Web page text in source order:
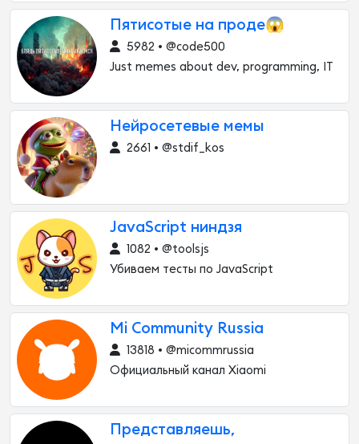
Пятисотые на проде😱
5982 • @code500
Just memes about dev, programming, IT
Нейросетевые мемы
2661 • @stdif_kos
JavaScript ниндзя
1082 • @toolsjs
Убиваем тесты по JavaScript
Mi Community Russia
13818 • @micommrussia
Официальный канал Xiaomi
Представляешь,